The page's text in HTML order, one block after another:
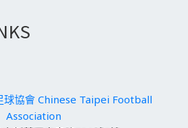
球協會 Chinese Taipei Football
Association